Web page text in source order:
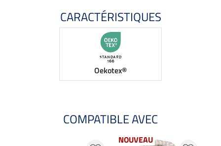
CARACTÉRISTIQUES
Oekotex®
COMPATIBLE AVEC
NOUVEAU